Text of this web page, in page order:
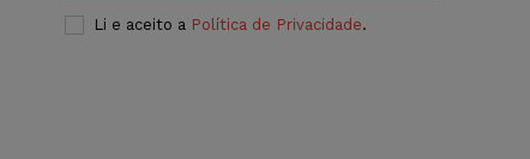
Li e aceito a Política de Privacidade.